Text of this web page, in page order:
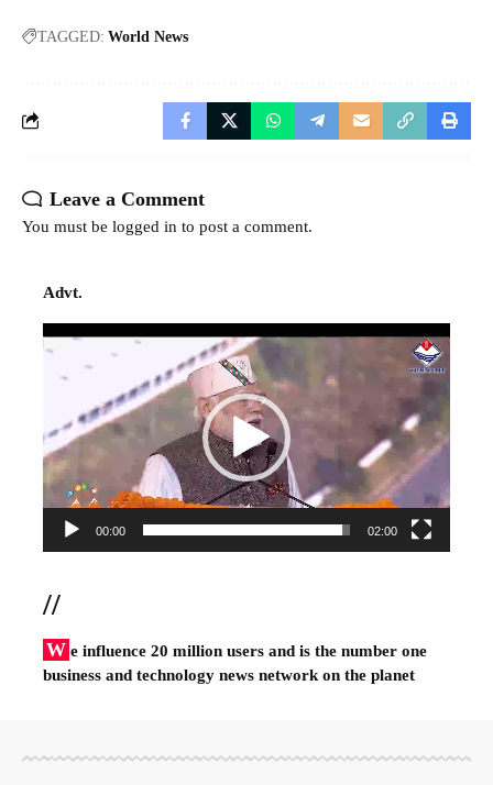
TAGGED: World News
Leave a Comment
You must be logged in to post a comment.
Advt.
Video
00:00 02:00
//
W e influence 20 million users and is the number one
business and technology news network on the planet